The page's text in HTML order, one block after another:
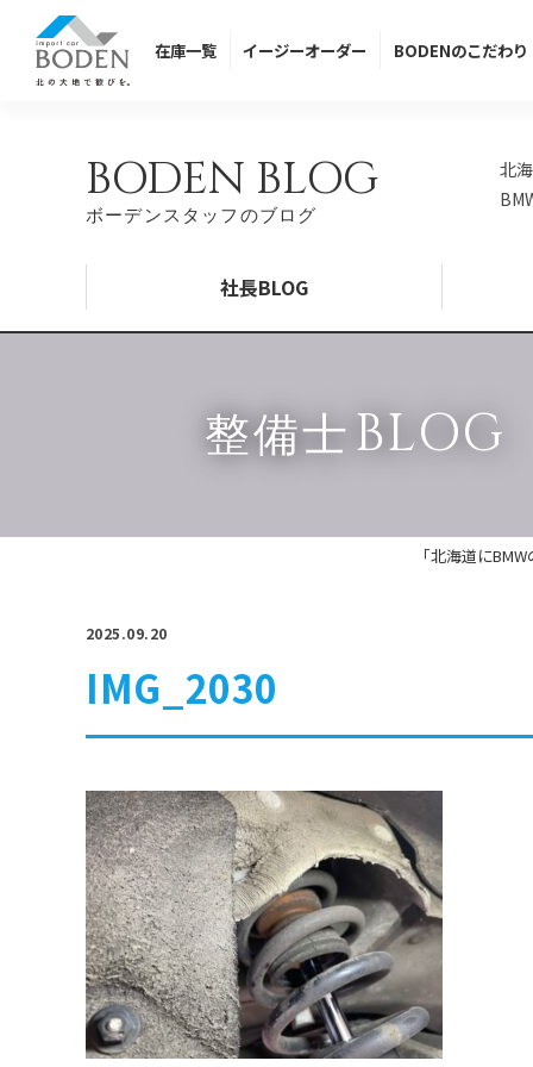
在庫一覧 イージーオーダー BODENのこだわり
BODEN BLOG
ボーデンスタッフのブログ
北
社長BLOG
整備士BLOG
「北海道に
2025.09.20
IMG_2030